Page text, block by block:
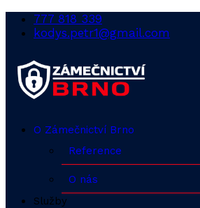
777 818 339
kodys.petr1@gmail.com
O Zámečnictví Brno
Reference
O nás
Služby